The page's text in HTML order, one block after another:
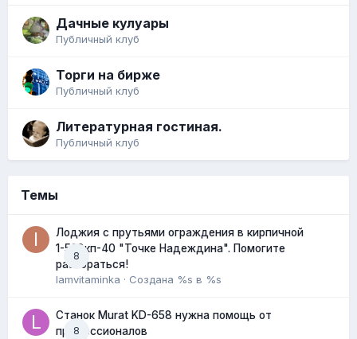
Дачные кулуары
Публичный клуб
Торги на бирже
Публичный клуб
Литературная гостиная.
Публичный клуб
Темы
8
Лоджия с прутьями ограждения в кирпичной
1-528кп-40 "Точке Надеждина". Помогите
разобраться!
Iamvitaminka · Создана %s в %s
8
Станок Murat KD-658 нужна помощь от
профессионалов